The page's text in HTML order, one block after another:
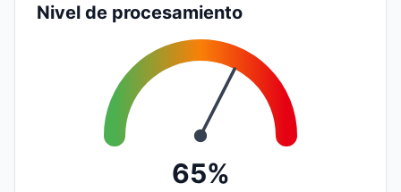
Nivel de procesamiento
65%